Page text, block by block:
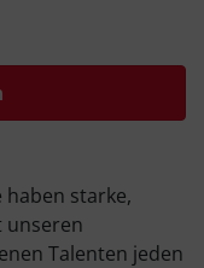
haben starke,
unseren
Talenten jeden